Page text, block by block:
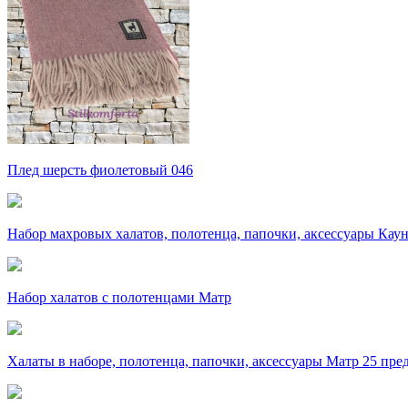
Плед шерсть фиолетовый 046
Набор махровых халатов, полотенца, папочки, аксессуары
Набор халатов с полотенцами Матр
Халаты в наборе, полотенца, папочки, аксессуары Матр 25